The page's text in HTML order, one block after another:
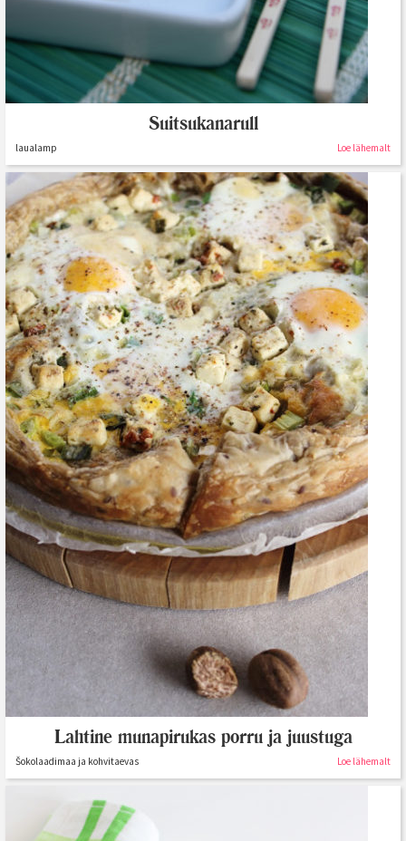
Suitsukanarull
laualamp Loe lähemalt
Lahtine munapirukas porru ja juustuga
Šokolaadimaa ja kohvitaevas Loe lähemalt